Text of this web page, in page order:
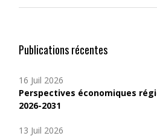
Publications récentes
16 Juil 2026
Perspectives économiques
2026-2031
13 Juil 2026